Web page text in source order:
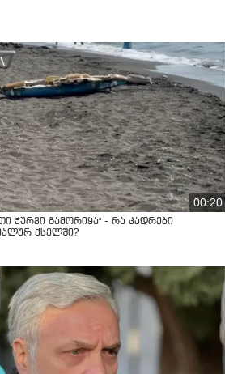
00:20
ჭურვი გამორიყა" - რა კადრები
ქსელში?